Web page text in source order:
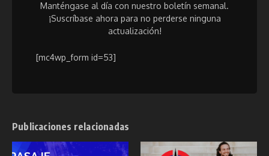
Manténgase al día con nuestro boletín semanal.
¡Suscríbase ahora para no perderse ninguna
actualización!
[mc4wp_form id=53]
Publicaciones relacionadas